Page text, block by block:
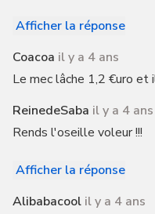
Afficher la réponse
Coacoa il y a 4 ans
Le mec lâche 1,2 €uro
ReinedeSaba il y a 4 ans
Rends l'oseille voleur !!!
Afficher la réponse
Alibabacool il y a 4 ans